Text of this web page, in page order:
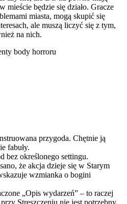
mieście będzie się działo. Gracze
miasta, mogą skupić się
ale muszą liczyć się z tym,
na nich.
body horroru
przygoda. Chętnie ją
fabuły.
bez określonego settingu.
że akcja dzieje się w Starym
wzmianka o bogini
„Opis wydarzeń” – to raczej